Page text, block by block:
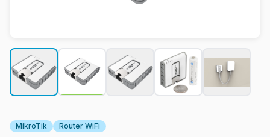
MikroTik Router WiFi